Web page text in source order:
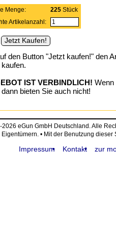
Menge: 225Stück
Artikelanzahl:
den Button "Jetzt kaufen!" den
IST VERBINDLICH! Wenn
bieten Sie auch nicht!
eGun GmbH Deutschland. Alle
• Mit der Benutzung
Impressum Kontakt zur